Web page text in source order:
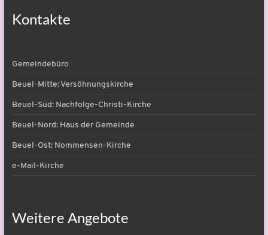
Kontakte
Gemeindebüro
Beuel-Mitte: Versöhnungskirche
Beuel-Süd: Nachfolge-Christi-Kirche
Beuel-Nord: Haus der Gemeinde
Beuel-Ost: Nommensen-Kirche
e-Mail-Kirche
Weitere Angebote